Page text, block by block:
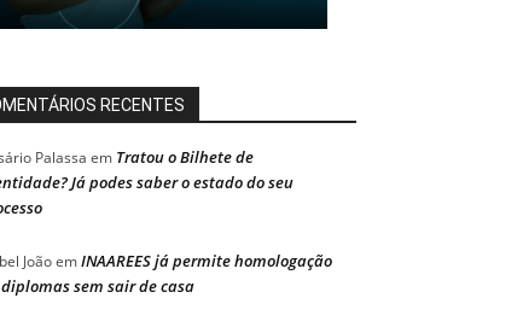
RECENTES
Palassa em Tratou o Bilhete de
Já podes saber o estado do seu
JoãoemINAAREES já permite homologação
sem sair de casa